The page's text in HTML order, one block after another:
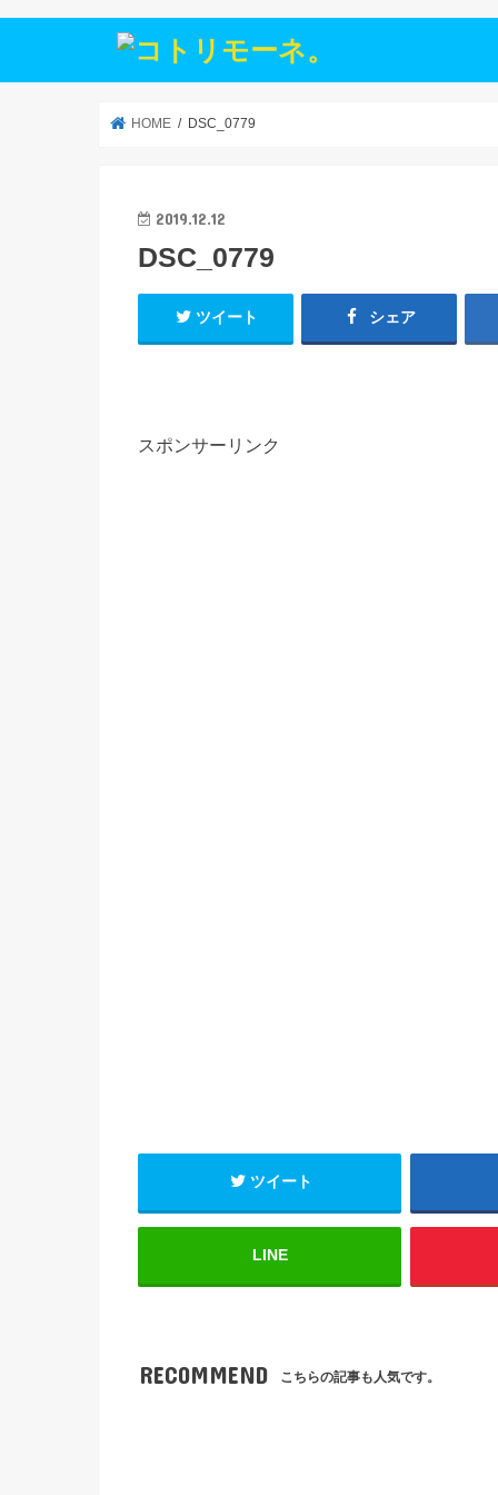
HOME DSC_0779
2019.12.12
DSC_0779
ツイート シェア
スポンサーリンク
ツイート
LINE
RECOMMEND こちらの記事も人気です。